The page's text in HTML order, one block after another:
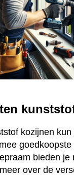
kozijnen
bieden
over de